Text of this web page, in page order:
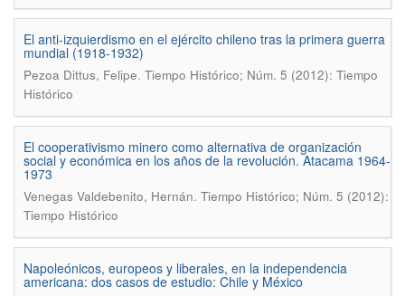
El anti-izquierdismo en el ejército chileno tras la primera guerra
mundial (1918-1932)
Pezoa Dittus, Felipe. Tiempo Histórico; Núm. 5 (2012): Tiempo
Histórico
El cooperativismo minero como alternativa de organización
social y económica en los años de la revolución. Atacama 1964-
1973
Venegas Valdebenito, Hernán. Tiempo Histórico; Núm. 5 (2012):
Tiempo Histórico
Napoleónicos, europeos y liberales, en la independencia
americana: dos casos de estudio: Chile y México